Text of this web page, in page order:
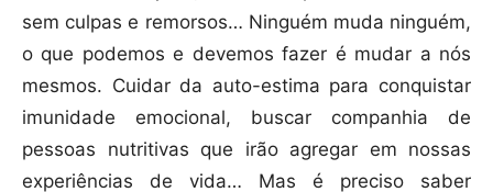
sem culpas e remorsos… Ninguém muda ninguém,
o que podemos e devemos fazer é mudar a nós
mesmos. Cuidar da auto-estima para conquistar
imunidade emocional, buscar companhia de
pessoas nutritivas que irão agregar em nossas
experiências de vida… Mas é preciso saber